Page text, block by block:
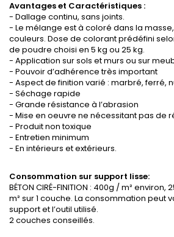
Avantages et Caractéristiques :
- Dallage continu, sans joints.
- Le mélange est à coloré dans la
couleurs. Dose de colorant prédéfini
de poudre choisi en 5 kg ou 25 kg.
- Application sur sols et murs ou sur
- Pouvoir d’adhérence très important
- Aspect de finition varié : marbré, ferré,
- Séchage rapide
- Grande résistance à l’abrasion
- Mise en oeuvre ne nécessitant pas de
- Produit non toxique
- Entretien minimum
- En intérieurs et extérieurs.
Consommation sur support lisse:
BÉTON CIRÉ-FINITION : 400g / m²
m² sur 1 couche. La consommation peut
support et l’outil utilisé.
2 couches conseillés.